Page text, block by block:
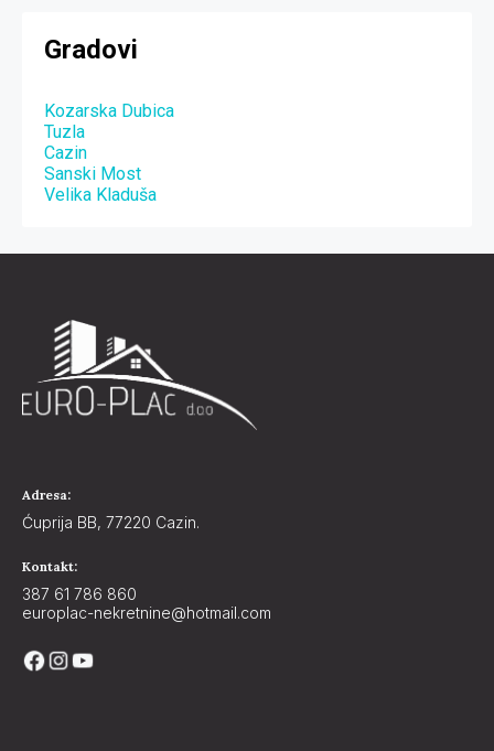
Gradovi
Kozarska Dubica
Tuzla
Cazin
Sanski Most
Velika Kladuša
Adresa:
Ćuprija BB, 77220 Cazin.
Kontakt:
387 61 786 860
europlac-nekretnine@hotmail.com